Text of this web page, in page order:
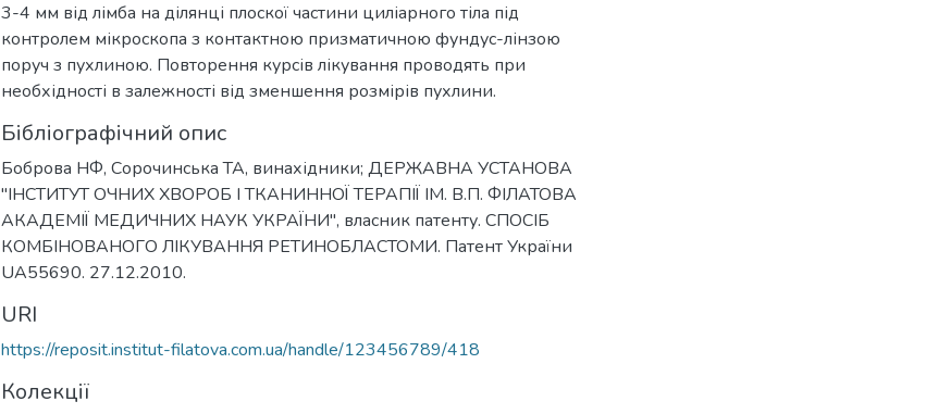
3-4 мм від лімба на ділянці плоскої частини циліарного тіла під
контролем мікроскопа з контактною призматичною фундус-лінзою
поруч з пухлиною. Повторення курсів лікування проводять при
необхідності в залежності від зменшення розмірів пухлини.
Бібліографічний опис
Боброва НФ, Сорочинська ТА, винахідники; ДЕРЖАВНА УСТАНОВА
"ІНСТИТУТ ОЧНИХ ХВОРОБ І ТКАНИННОЇ ТЕРАПІЇ ІМ. В.П. ФІЛАТОВА
АКАДЕМІЇ МЕДИЧНИХ НАУК УКРАЇНИ", власник патенту. СПОСІБ
КОМБІНОВАНОГО ЛІКУВАННЯ РЕТИНОБЛАСТОМИ. Патент України
UA55690. 27.12.2010.
URI
https://reposit.institut-filatova.com.ua/handle/123456789/418
Колекції